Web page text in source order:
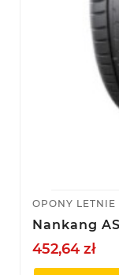
OPONY LETNIE
Nankang
452,64 zł